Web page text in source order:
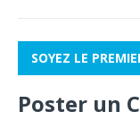
SOYEZ LE
Poster un